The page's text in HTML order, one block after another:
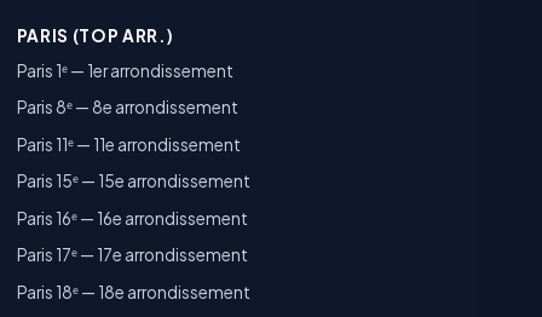
PARIS (TOP ARR.)
Paris 1ᵉ — 1er arrondissement
Paris 8ᵉ — 8e arrondissement
Paris 11ᵉ — 11e arrondissement
Paris 15ᵉ — 15e arrondissement
Paris 16ᵉ — 16e arrondissement
Paris 17ᵉ — 17e arrondissement
Paris 18ᵉ — 18e arrondissement